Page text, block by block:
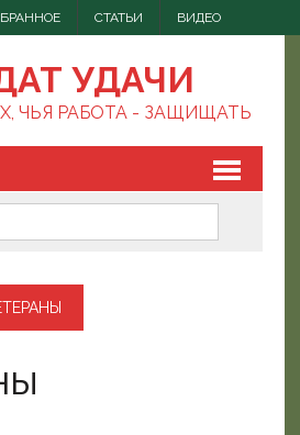
СТАТЬИ ВИДЕО
УДАЧИ
ЧЬЯ РАБОТА - ЗАЩИЩАТЬ